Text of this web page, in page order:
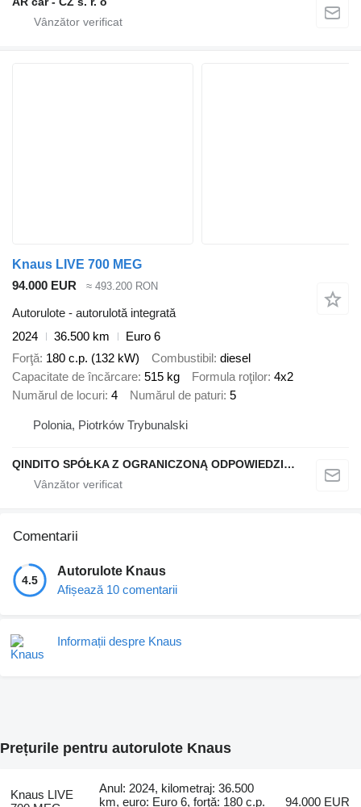
Knaus LIVE 700 MEG
94.000 EUR
≈ 493.200 RON
Autorulote - autorulotă integrată
2024
36.500 km
Euro 6
Forţă 180 c.p. (132 kW) Combustibil diesel
Capacitate de încărcare 515 kg Formula roţilor 4x2
Numărul de locuri 4 Numărul de paturi 5
Polonia, Piotrków Trybunalski
QINDITO SPÓŁKA Z OGRANICZONĄ ODPOWIEDZIALNOŚCIĄ
Comentarii
4.5
Autorulote Knaus
Afișează 10 comentarii
Informații despre Knaus
Prețurile pentru autorulote Knaus
Knaus LIVE
Anul: 2024, kilometraj: 36.500
km, euro: Euro 6, forţă: 180 c.p.
94.000 EUR